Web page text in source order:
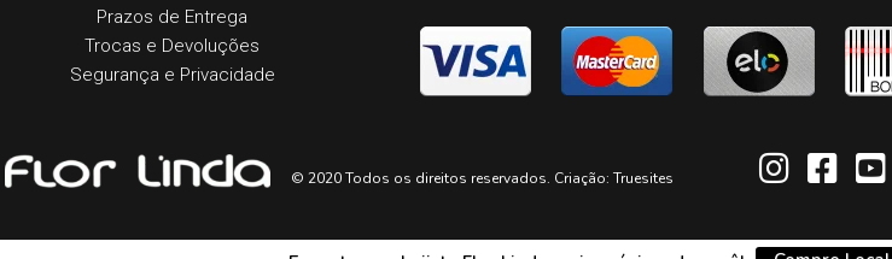
Prazos de Entrega​
Trocas e Devoluções​
Segurança e Privacidade
© 2020 Todos os direitos reservados. Criação: Truesites